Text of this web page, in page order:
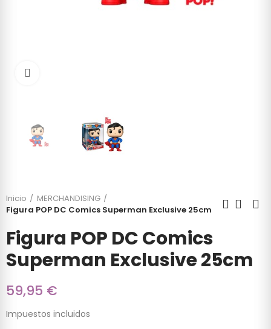
Inicio
MERCHANDISING
Figura POP DC Comics Superman Exclusive 25cm
Figura POP DC Comics
Superman Exclusive 25cm
59,95 €
Impuestos incluidos